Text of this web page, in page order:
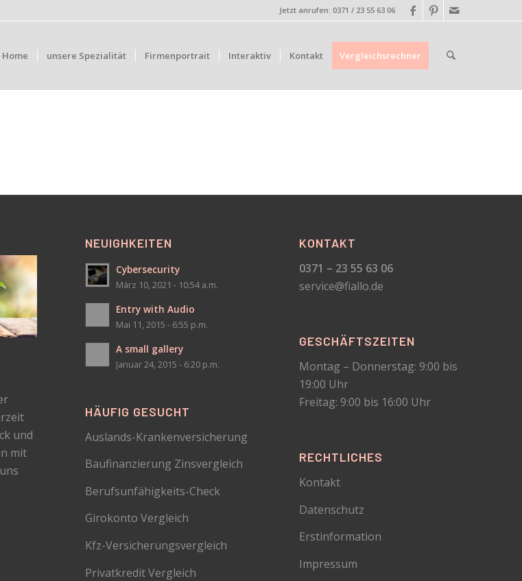
Jetzt anrufen: 0371 / 23 55 63 06
Home unsere Spezialität Firmenportrait Interaktiv Kontakt Vergleichsrechner
und
mit
NEUIGHKEITEN
Cybersecurity
März 10, 2021 - 10:54 a.m.
Entry with Audio
Mai 11, 2015 - 6:55 p.m.
A small gallery
Januar 24, 2015 - 6:20 p.m.
HÄUFIG GESUCHT
Auslands-Krankenversicherung
Baufinanzierung Zinsvergleich
Berufsunfähigkeits-Check
Girokonto Vergleich
Kfz-Versicherungsvergleich
Privatkredit Vergleich
KONTAKT
0371 – 23 55 63 06
service@fiallo.de
GESCHÄFTSZEITEN
Montag – Donnerstag: 9:00 bis
19:00 Uhr
Freitag: 9:00 bis 16:00 Uhr
RECHTLICHES
Kontakt
Datenschutz
Erstinformation
Impressum